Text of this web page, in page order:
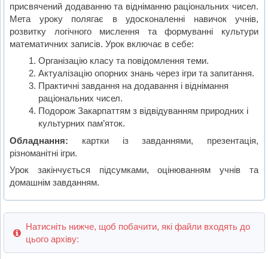
присвячений додаванню та відніманню раціональних чисел.
Мета уроку полягає в удосконаленні навичок учнів,
розвитку логічного мислення та формуванні культури
математичних записів. Урок включає в себе:
Організацію класу та повідомлення теми.
Актуалізацію опорних знань через ігри та запитання.
Практичні завдання на додавання і віднімання
раціональних чисел.
Подорож Закарпаттям з відвідуванням природних і
культурних пам’яток.
Обладнання: картки із завданнями, презентація,
різноманітні ігри.
Урок закінчується підсумками, оцінюванням учнів та
домашнім завданням.
Натисніть нижче, щоб побачити, які файли входять до
цього архіву: